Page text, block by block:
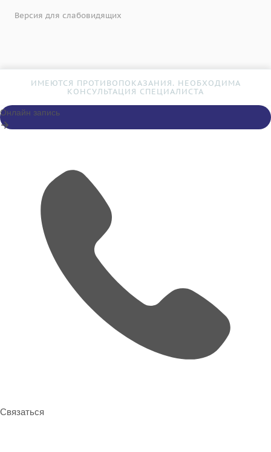
Версия для слабовидящих
ИМЕЮТСЯ ПРОТИВОПОКАЗАНИЯ. НЕОБХОДИМА
КОНСУЛЬТАЦИЯ СПЕЦИАЛИСТА